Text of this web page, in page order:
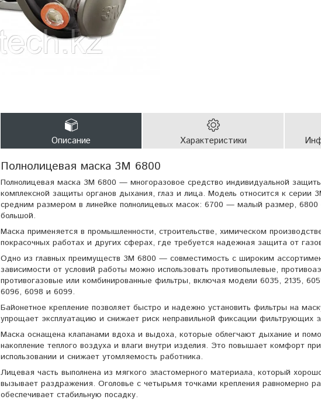
Описание Характеристики
Полнолицевая маска 3M 6800
Полнолицевая маска 3M 6800 — многоразовое средство индивидуальной
комплексной защиты органов дыхания, глаз и лица. Модель относится к серии
средним размером в линейке полнолицевых масок: 6700 — малый размер,
большой.
Маска применяется в промышленности, строительстве, химическом
покрасочных работах и других сферах, где требуется надежная защита от
Одно из главных преимуществ 3M 6800 — совместимость с широким
зависимости от условий работы можно использовать противопылевые,
противогазовые или комбинированные фильтры, включая модели 6035, 2135,
6096, 6098 и 6099.
Байонетное крепление позволяет быстро и надежно установить фильтры на
упрощает эксплуатацию и снижает риск неправильной фиксации фильтрующих
Маска оснащена клапанами вдоха и выдоха, которые облегчают дыхание и
накопление теплого воздуха и влаги внутри изделия. Это повышает комфорт
использовании и снижает утомляемость работника.
Лицевая часть выполнена из мягкого эластомерного материала, который
вызывает раздражения. Оголовье с четырьмя точками крепления равномерно
обеспечивает стабильную посадку.